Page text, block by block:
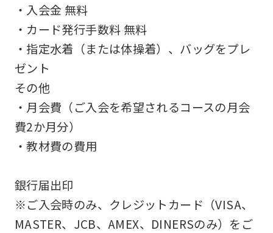
・入会金 無料
・カード発行手数料 無料
・指定水着（または体操着）、バッグをプレ
ゼント
その他
・月会費（ご入会を希望されるコースの月会
費2か月分）
・教材費の費用
銀行届出印
※ご入会時のみ、クレジットカード（VISA、
MASTER、JCB、AMEX、DINERSのみ）をご
translation
may
the
that
you